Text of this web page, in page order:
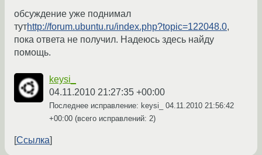
обсуждение уже поднимал
тутhttp://forum.ubuntu.ru/index.php?topic=122048.0,
пока ответа не получил. Надеюсь здесь найду
помощь.
keysi_
04.11.2010 21:27:35 +00:00
Последнее исправление: keysi_ 04.11.2010 21:56:42
+00:00 (всего исправлений: 2)
Ссылка